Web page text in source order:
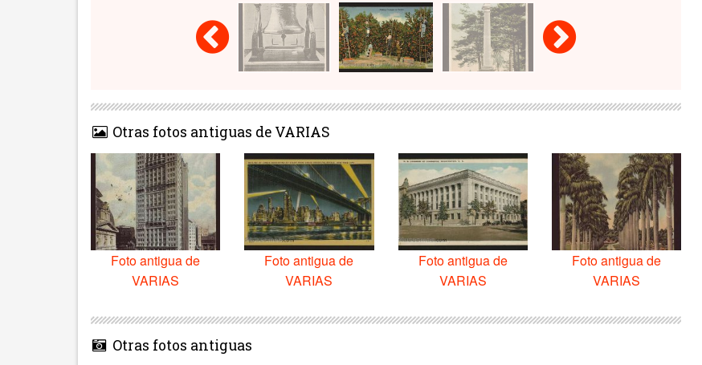
Otras fotos antiguas de VARIAS
Foto antigua de
VARIAS
Foto antigua de
VARIAS
Foto antigua de
VARIAS
Foto antigua de
VARIAS
Otras fotos antiguas